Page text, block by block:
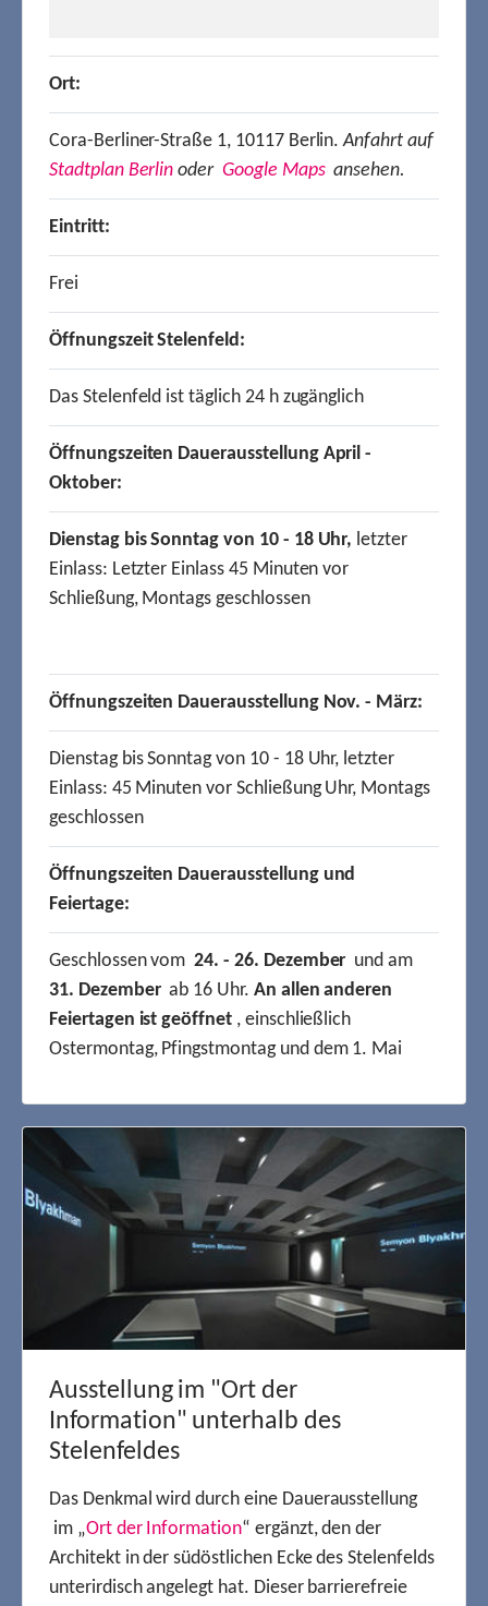
Ausstellung im "Ort der
Information" unterhalb des
Stelenfeldes
Das Denkmal wird durch eine Dauerausstellung
im „Ort der Information“ ergänzt, den der
Architekt in der südöstlichen Ecke des Stelenfelds
unterirdisch angelegt hat. Dieser barrierefreie
Ort:
Cora-Berliner-Straße 1, 10117 Berlin.Anfahrt auf
Stadtplan Berlin oder Google Mapsansehen.
Eintritt:
Frei
Öffnungszeit Stelenfeld:
Das Stelenfeld ist täglich 24 h zugänglich
Öffnungszeiten Dauerausstellung April -
Oktober:
Dienstag bis Sonntag von 10 - 18 Uhr, letzter
Einlass: Letzter Einlass 45 Minuten vor
Schließung, Montags geschlossen
Öffnungszeiten Dauerausstellung Nov. - März:
Dienstag bis Sonntag von 10 - 18 Uhr, letzter
Einlass: 45 Minuten vor Schließung Uhr, Montags
geschlossen
Öffnungszeiten Dauerausstellung und
Feiertage:
Geschlossen vom24. - 26. Dezember und am
31. Dezemberab 16 Uhr. An allen anderen
Feiertagen ist geöffnet, einschließlich
Ostermontag, Pfingstmontag und dem 1. Mai